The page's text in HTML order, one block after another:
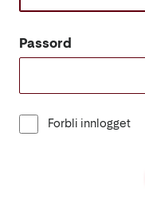
Passord
Forbli innlogget